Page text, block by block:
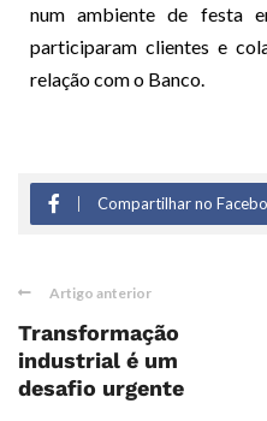
num ambiente de festa
participaram clientes e
relação com o Banco.
Compartilhar no
Artigo anterior
Transformação
industrial é um
desafio urgente